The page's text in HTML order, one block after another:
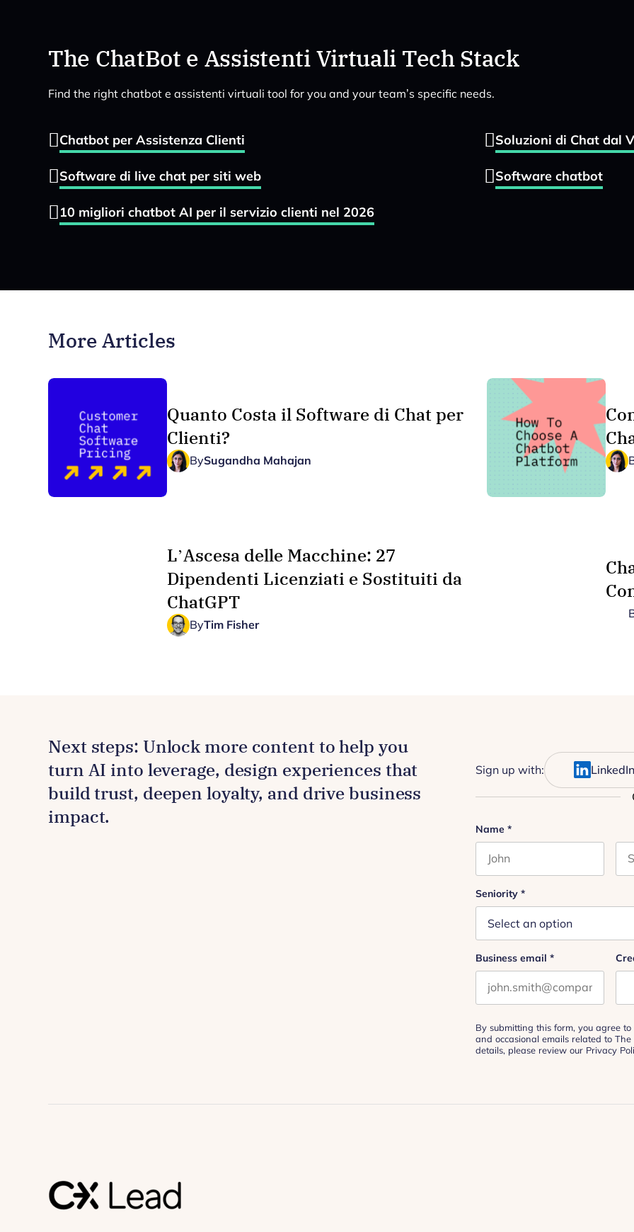
The ChatBot e Assistenti Virtuali Tech Stack
Find the right chatbot e assistenti virtuali tool for you and your team’s specific needs.
Chatbot per Assistenza Clienti Soluzioni di Chat dal
Software di live chat per siti web Software chatbot
10 migliori chatbot AI per il servizio clienti nel 2026
More Articles
Quanto Costa il Software di Chat per
Clienti?
BySugandha Mahajan
L’Ascesa delle Macchine: 27
Dipendenti Licenziati e Sostituiti da
ChatGPT
ByTim Fisher
Next steps: Unlock more content to help you
turn AI into leverage, design experiences that
build trust, deepen loyalty, and drive business
impact.
Sign up with: LinkedIn
Instagram
This field is for validation
Name *
Seniority *
Business email *
By submitting this form, you agree
and occasional emails related to The
details, please review our Privacy